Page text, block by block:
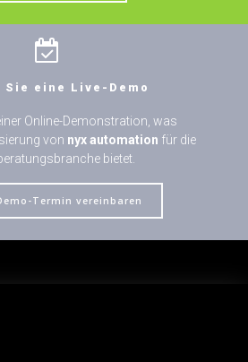
Sie eine Live-Demo
Online-Demonstration, was
von nyx automation für die
bietet.
Termin vereinbaren